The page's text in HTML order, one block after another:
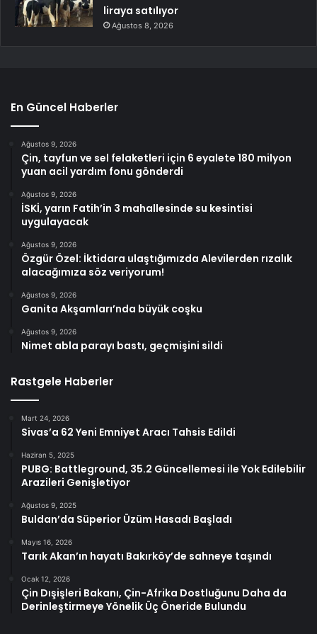
liraya satılıyor
Ağustos 8, 2026
En Güncel Haberler
Ağustos 9, 2026
Çin, tayfun ve sel felaketleri için 6 eyalete 180 milyon
yuan acil yardım fonu gönderdi
Ağustos 9, 2026
İSKİ, yarın Fatih’in 3 mahallesinde su kesintisi
uygulayacak
Ağustos 9, 2026
Özgür Özel: İktidara ulaştığımızda Alevilerden rızalık
alacağımıza söz veriyorum!
Ağustos 9, 2026
Ganita Akşamları’nda büyük coşku
Ağustos 9, 2026
Nimet abla parayı bastı, geçmişini sildi
Rastgele Haberler
Mart 24, 2026
Sivas’a 62 Yeni Emniyet Aracı Tahsis Edildi
Haziran 5, 2025
PUBG: Battleground, 35.2 Güncellemesi ile Yok Edilebilir
Arazileri Genişletiyor
Ağustos 9, 2025
Buldan’da Süperior Üzüm Hasadı Başladı
Mayıs 16, 2026
Tarık Akan’ın hayatı Bakırköy’de sahneye taşındı
Ocak 12, 2026
Çin Dışişleri Bakanı, Çin-Afrika Dostluğunu Daha da
Derinleştirmeye Yönelik Üç Öneride Bulundu